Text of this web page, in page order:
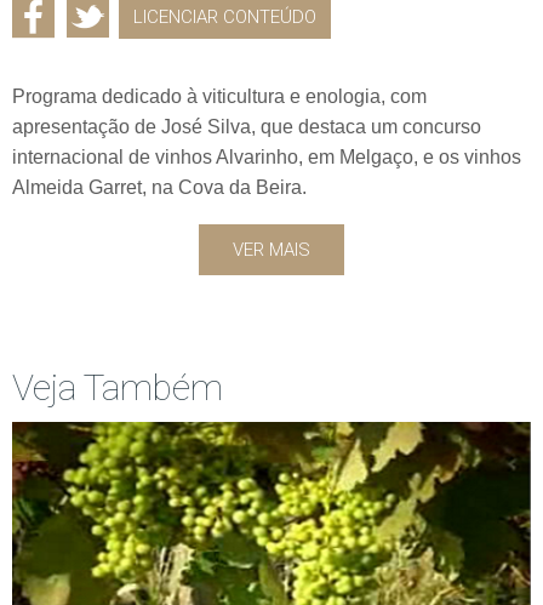
LICENCIAR CONTEÚDO
Programa dedicado à viticultura e enologia, com
apresentação de José Silva, que destaca um concurso
internacional de vinhos Alvarinho, em Melgaço, e os vinhos
Almeida Garret, na Cova da Beira.
VER MAIS
Veja Também